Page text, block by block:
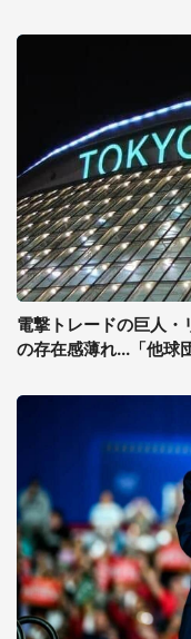
電撃トレードの巨人・
の存在感薄れ...「他球